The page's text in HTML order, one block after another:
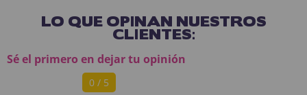
LO QUE OPINAN NUESTROS
CLIENTES:
Sé el primero en dejar tu opinión
0 / 5